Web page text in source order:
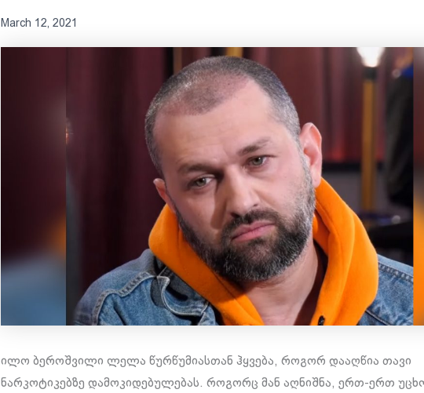
March 12, 2021
ილო ბეროშვილი ლელა წურწუმიასთან ჰყვება, როგორ დააღწია თავი
ნარკოტიკებზე დამოკიდებულებას. როგორც მან აღნიშნა, ერთ-ერთ